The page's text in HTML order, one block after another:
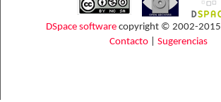
DSpace software copyright © 2002-2015
Contacto| Sugerencias